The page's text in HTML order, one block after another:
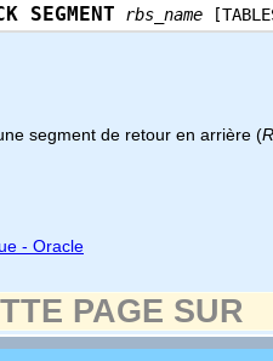
SEGMENT rbs_name
segment de retour en arrière (
- Oracle
PAGE SUR